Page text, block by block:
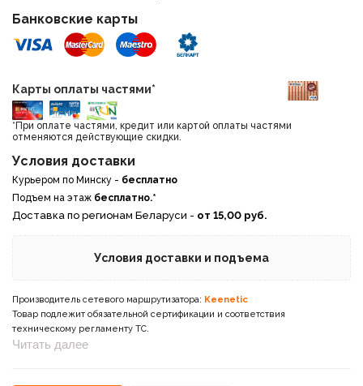
Банковские карты
Карты оплаты частями*
*При оплате частями, кредит или картой оплаты частями
отменяются действующие скидки.
Условия доставки
Курьером по Минску - бесплатно
Подъем на этаж бесплатно.*
Доставка по регионам Беларуси - от 15,00 руб.
Условия доставки и подъема
Производитель сетевого маршрутизатора: Keenetic
Товар подлежит обязательной сертификации и соответствия
техническому регламенту ТС.
Читать далее